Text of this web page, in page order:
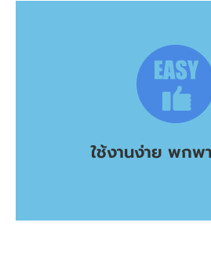
ใช้งานง่าย พกพ
ใช้งานง่าย พกพ
เพียงเติมน้ำสะอาด ใส่เกลือ เสียบ
เพียง 5 นาที คุณก็สามารถผลิตน้ำฆ่
แล้ว